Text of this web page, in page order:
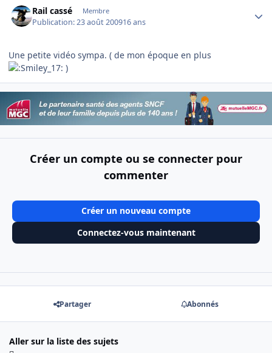
Rail cassé Membre
Publication:23 août 200916 ans
Une petite vidéo sympa. ( de mon époque en plus
)
Créer un compte ou se connecter pour
commenter
Créer un nouveau compte
Connectez-vous maintenant
Partager Abonnés
Aller sur la liste des sujets